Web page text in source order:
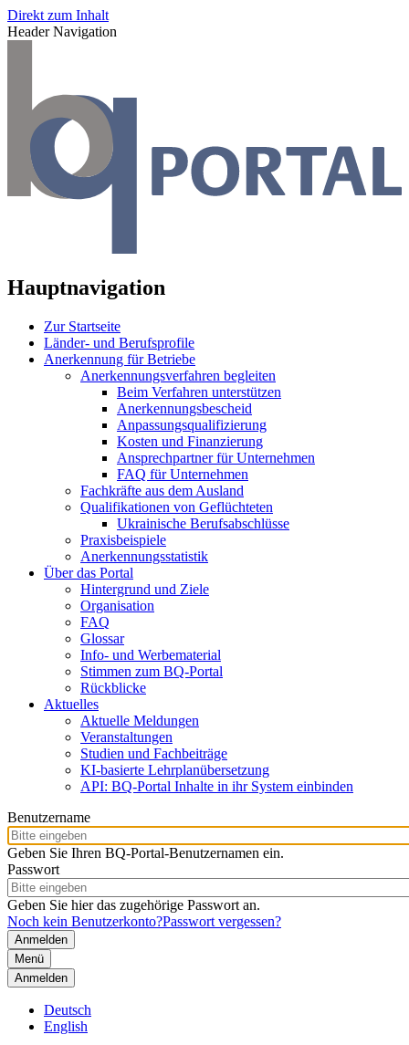
Direkt zum Inhalt
Header Navigation
Hauptnavigation
Zur Startseite
Länder- und Berufsprofile
Anerkennung für Betriebe
Anerkennungsverfahren begleiten
Beim Verfahren unterstützen
Anerkennungsbescheid
Anpassungsqualifizierung
Kosten und Finanzierung
Ansprechpartner für Unternehmen
FAQ für Unternehmen
Fachkräfte aus dem Ausland
Qualifikationen von Geflüchteten
Ukrainische Berufsabschlüsse
Praxisbeispiele
Anerkennungsstatistik
Über das Portal
Hintergrund und Ziele
Organisation
FAQ
Glossar
Info- und Werbematerial
Stimmen zum BQ-Portal
Rückblicke
Aktuelles
Aktuelle Meldungen
Veranstaltungen
Studien und Fachbeiträge
KI-basierte Lehrplanübersetzung
API: BQ-Portal Inhalte in ihr System einbinden
Benutzername
Geben Sie Ihren BQ-Portal-Benutzernamen ein.
Passwort
Geben Sie hier das zugehörige Passwort an.
Noch kein Benutzerkonto?Passwort vergessen?
Menü
Anmelden
Deutsch
English